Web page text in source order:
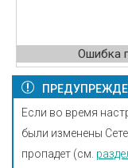
Ошибка
Если во время
были изменены
пропадет (см.